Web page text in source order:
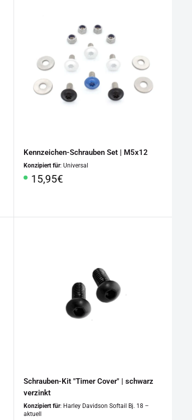
Kennzeichen-Schrauben Set | M5x12
Konzipiert für: Universal
Sonderpreis
15,95€
Schrauben-Kit "Timer Cover" | schwarz
verzinkt
Konzipiert für: Harley Davidson Softail Bj. 18 –
aktuell